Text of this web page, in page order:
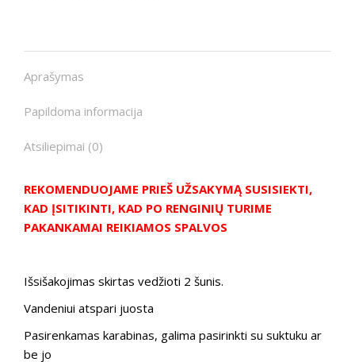
Aprašymas
Papildoma informacija
Atsiliepimai (0)
REKOMENDUOJAME PRIEŠ UŽSAKYMĄ SUSISIEKTI,
KAD ĮSITIKINTI, KAD PO RENGINIŲ TURIME
PAKANKAMAI REIKIAMOS SPALVOS
Išsišakojimas skirtas vedžioti 2 šunis.
Vandeniui atspari juosta
Pasirenkamas karabinas, galima pasirinkti su suktuku ar
be jo